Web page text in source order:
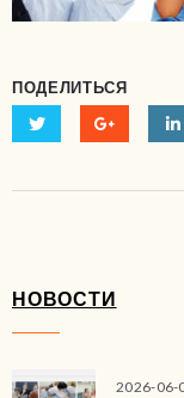
ПОДЕЛИТЬСЯ
НОВОСТИ
2026-06-